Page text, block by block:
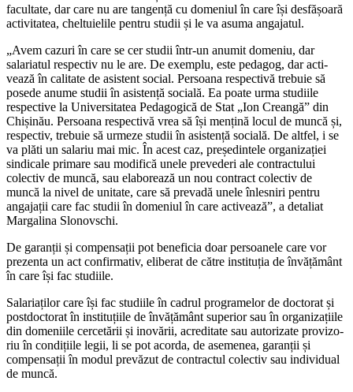
facultate, dar care nu are tangență cu domeniul în care își desfășoară
activitatea, cheltuielile pentru studii și le va asuma angajatul.
„Avem cazuri în care se cer studii într-un anumit domeniu, dar
salariatul respectiv nu le are. De exemplu, este pedagog, dar acti­
vează în calitate de asistent social. Persoana respectivă trebuie să
posede anume studii în asistență socială. Ea poate urma studiile
respective la Universitatea Pedagogică de Stat „Ion Creangă” din
Chișinău. Persoana respectivă vrea să își mențină locul de mun­că și,
respectiv, trebuie să urmeze studii în asistență socială. De altfel, i se
va plăti un salariu mai mic. În acest caz, președintele organizației
sindicale primare sau modifică unele prevederi ale contractului
colectiv de muncă, sau elaborează un nou contract co­lectiv de
muncă la nivel de unitate, care să prevadă unele înlesniri pentru
angajații care fac studii în domeniul în care activează”, a detaliat
Margalina Slonovschi.
De garanții și compensații pot beneficia doar persoanele care vor
prezenta un act confirmativ, eliberat de către instituția de învățământ
în care își fac studiile.
Salariaților care își fac studiile în cadrul programelor de doctorat și
postdoctorat în instituțiile de învățământ superior sau în organizațiile
din domeniile cercetării și inovării, acreditate sau autorizate provizo­
riu în condițiile legii, li se pot acorda, de asemenea, garanții și
compensații în modul prevăzut de contractul colectiv sau indivi­dual
de muncă.